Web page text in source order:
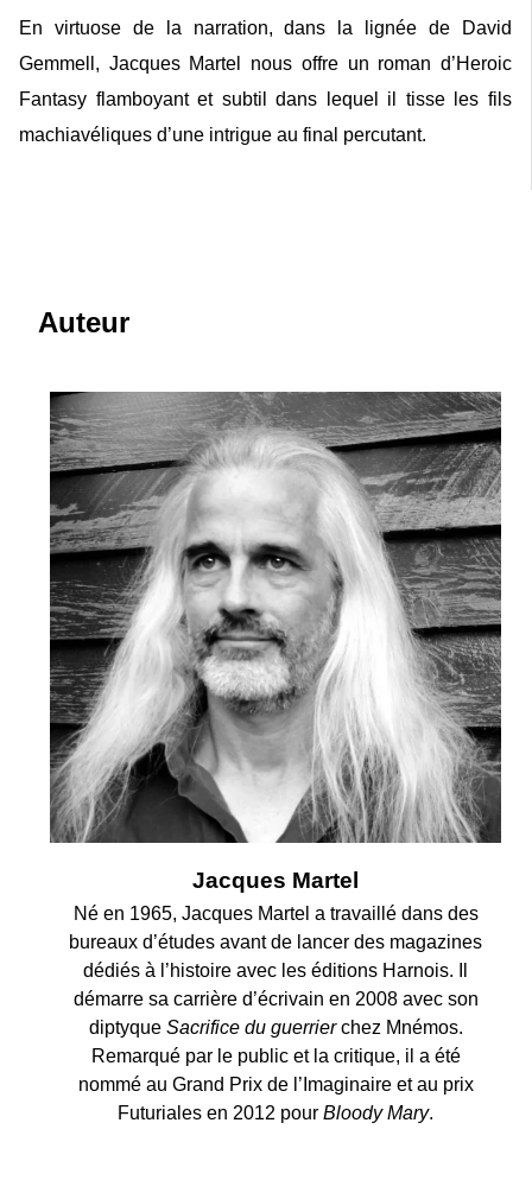
En virtuose de la narration, dans la lignée de David
Gemmell, Jacques Martel nous offre un roman d’Heroic
Fantasy flamboyant et subtil dans lequel il tisse les fils
machiavéliques d’une intrigue au final percutant.
Auteur
Jacques Martel
Né en 1965, Jacques Martel a travaillé dans des
bureaux d’études avant de lancer des magazines
dédiés à l’histoire avec les éditions Harnois. Il
démarre sa carrière d’écrivain en 2008 avec son
diptyque Sacrifice du guerrierchez Mnémos.
Remarqué par le public et la critique, il a été
nommé au Grand Prix de l’Imaginaire et au prix
Futuriales en 2012 pour Bloody Mary.